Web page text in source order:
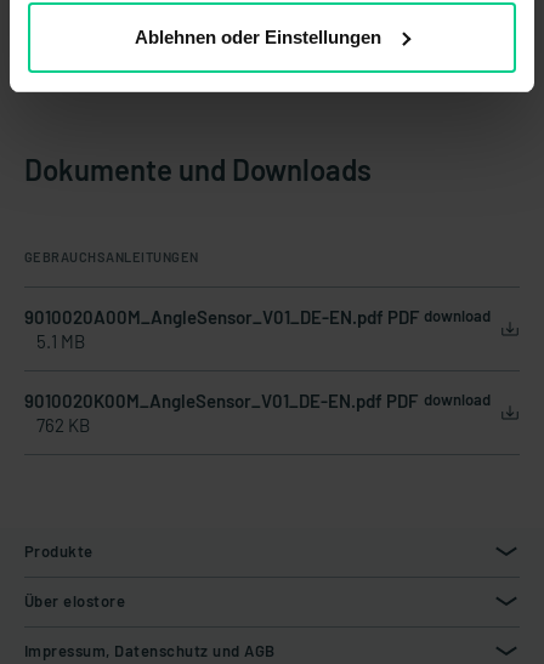
Ablehnen oder Einstellungen
Dokumente und Downloads
GEBRAUCHSANLEITUNGEN
9010020A00M_AngleSensor_V01_DE-EN.pdf PDF
5.1 MB
download
9010020K00M_AngleSensor_V01_DE-EN.pdf PDF
762 KB
download
Produkte
Über elostore
Impressum, Datenschutz und AGB